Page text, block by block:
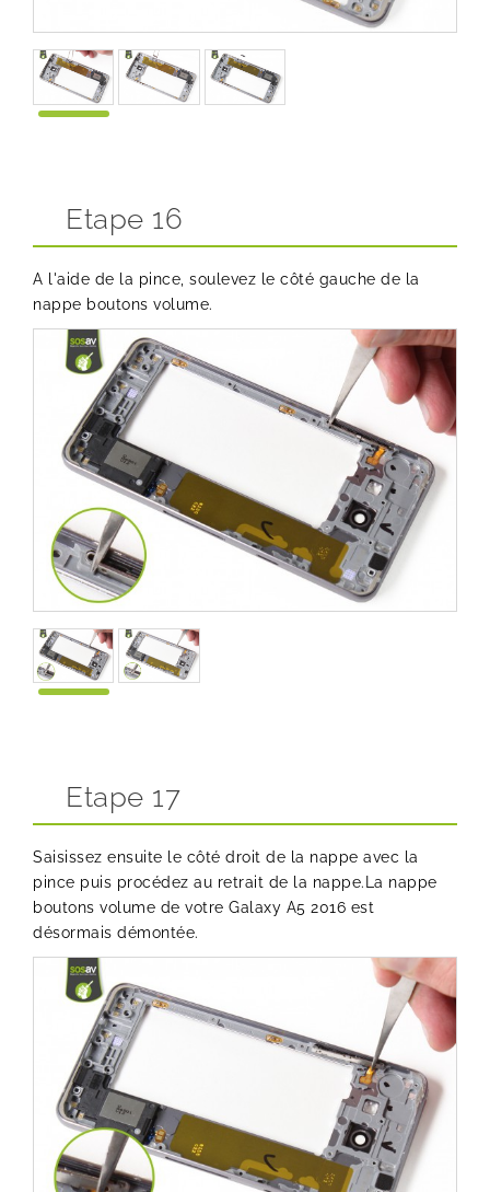
Etape 16
A l'aide de la pince, soulevez le côté gauche de la
nappe boutons volume.
Etape 17
Saisissez ensuite le côté droit de la nappe avec la
pince puis procédez au retrait de la nappe.La nappe
boutons volume de votre Galaxy A5 2016 est
désormais démontée.